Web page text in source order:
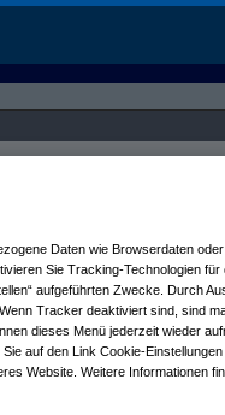
Daten wie Browserdaten
Sie Tracking-Technologien für
aufgeführten Zwecke. Durch
Tracker deaktiviert sind, sind
dieses Menü jederzeit wieder
auf den Link Cookie-
Website. Weitere Informationen